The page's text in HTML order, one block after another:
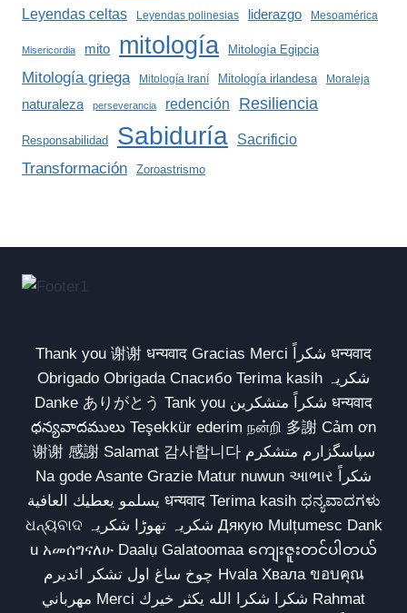
Leyendas celtas Leyendas polinesias liderazgo Mesoamérica
Misericordia mito mitología Mitología Egipcia
Mitología griega Mitología Iraní Mitología irlandesa Moraleja
naturaleza perseverancia redención Resiliencia
Responsabilidad Sabiduría Sacrificio
Transformación Zoroastrismo
Thank you 谢谢 धन्यवाद Gracias Merci شكراً धन्यवाद
Obrigado Obrigada Спасибо Terima kasih شکریہ
Danke ありがとう Tank you شكراً متشكرين धन्यवाद
ధన్యవాదములు Teşekkür ederim நன்றி 多謝 Cảm ơn
谢谢 感謝 Salamat 감사합니다 سپاسگزارم متشکرم
Na gode Asante Grazie Matur nuwun આભાર شكراً
يسلمو يعطيك العافية धन्यवाद Terima kasih ಧನ್ಯವಾದಗಳು
ଧନ୍ୟବାଦ شکریہ تھوڑا شکریہ Дякую Mulțumesc Dank
u አመሰግናለሁ Daalụ Galatoomaa ကျေးဇူးတင်ပါတယ်
چوخ ساغ اول تشکر ائدیرم Hvala Хвала ขอบคุณ
مهرباني Merci شكرا شكرا الله يكثر خيرك Rahmat